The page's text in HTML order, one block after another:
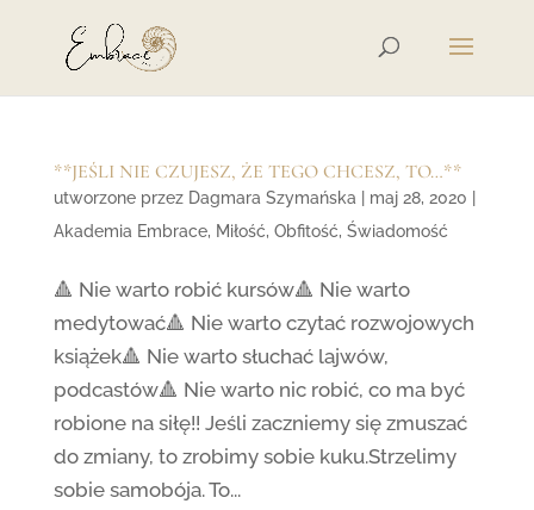
**JEŚLI NIE CZUJESZ, ŻE TEGO CHCESZ, TO…**
utworzone przez Dagmara Szymańska maj 28, 2020
Akademia Embrace, Miłość, Obfitość, Świadomość
🔺 Nie warto robić kursów🔺 Nie warto
medytować🔺 Nie warto czytać rozwojowych
książek🔺 Nie warto słuchać lajwów,
podcastów🔺 Nie warto nic robić, co ma być
robione na siłę!! Jeśli zaczniemy się zmuszać
do zmiany, to zrobimy sobie kuku.Strzelimy
sobie samobója. To...